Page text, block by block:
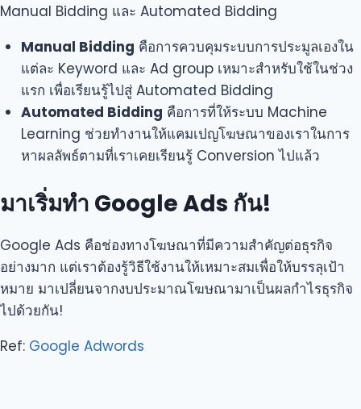
Manual Bidding และ Automated Bidding
Manual Bidding คือการควบคุมระบบการประมูลเองใน
แต่ละ Keyword และ Ad group เหมาะสำหรับใช้ในช่วง
แรก เพื่อเรียนรู้ไปสู่ Automated Bidding
Automated Bidding คือการที่ให้ระบบ Machine
Learning ช่วยทำงานให้แคมเปญโฆษณาของเราในการ
หาผลลัพธ์ตามที่เราเคยเรียนรู้ Conversion ไปแล้ว
มาเริ่มทำ Google Ads กัน!
Google Ads คือช่องทางโฆษณาที่มีความสำคัญต่อธุรกิจ
อย่างมาก แต่เราต้องรู้วิธีใช้งานให้เหมาะสมเพื่อให้บรรลุเป้า
หมาย มาเปลี่ยนจากงบประมาณโฆษณามาเป็นผลกำไรธุรกิจ
ไปด้วยกัน!
Ref: Google Adwords